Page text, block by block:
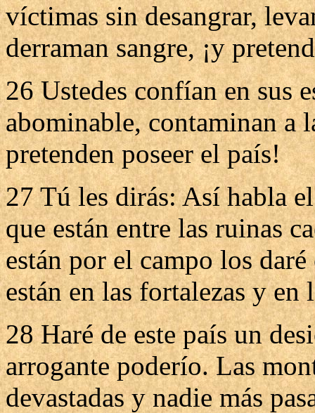
víctimas sin desangrar,
derraman sangre, ¡y
26 Ustedes confían en sus
abominable, contaminan a
pretenden poseer el país!
27 Tú les dirás: Así habla
que están entre las ruinas
están por el campo los
están en las fortalezas y en
28 Haré de este país un
arrogante poderío. Las
devastadas y nadie más